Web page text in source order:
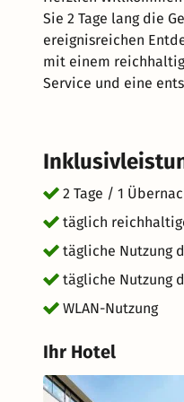
Sie 2 Tage lang die
ereignisreichen
mit einem
Service und eine
2 Tage / 1
täglich
tägliche Nutzung
tägliche Nutzung
WLAN-Nutzung
Ihr Hotel